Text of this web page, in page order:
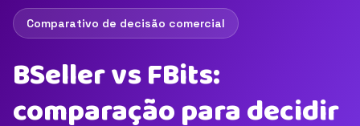
Comparativo de decisão comercial
BSeller vs FBits:
comparação para decidir